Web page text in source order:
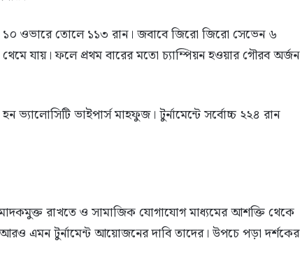
১০ ওভারে তোলে ১১৩ রান। জবাবে জিরো জিরো সেভেন ৬
যায়। ফলে প্রথম বারের মতো চ্যাম্পিয়ন হওয়ার গৌরব অর্জন
ভ্যালোসিটি ভাইপার্স মাহফুজ। টুর্নামেন্টে সর্বোচ্চ ২২৪ রান
রাখতে ও সামাজিক যোগাযোগ মাধ্যমের আশক্তি থেকে
এমন টুর্নামেন্ট আয়োজনের দাবি তাদের। উপচে পড়া দর্শকের